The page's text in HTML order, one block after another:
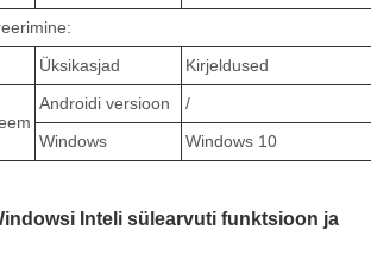
Üksikasjad Kirjeldused
Androidi versioon
/
Windows
Windows 10
Inteli sülearvuti funktsioon ja